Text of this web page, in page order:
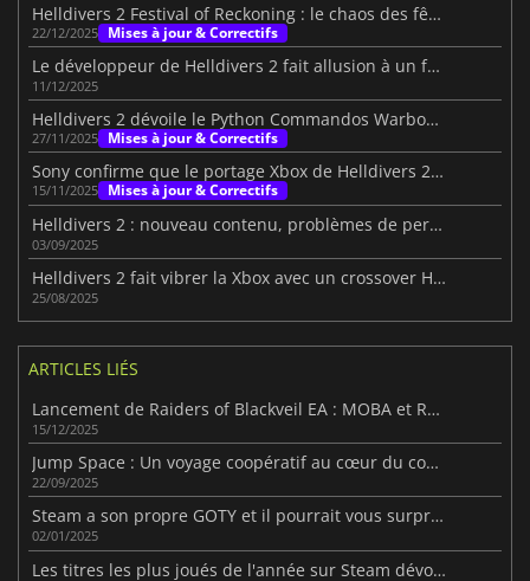
Helldivers 2 Festival of Reckoning : le chaos des fêtes de fin d'année
22/12/2025 Mises à jour & Correctifs
Le développeur de Helldivers 2 fait allusion à un futur mode roguelite
11/12/2025
Helldivers 2 dévoile le Python Commandos Warbond pour décembre 2025
27/11/2025 Mises à jour & Correctifs
Sony confirme que le portage Xbox de Helldivers 2 stimule les ventes de la PS5 et du PC
15/11/2025 Mises à jour & Correctifs
Helldivers 2 : nouveau contenu, problèmes de performance
03/09/2025
Helldivers 2 fait vibrer la Xbox avec un crossover Halo : ODST
25/08/2025
ARTICLES LIÉS
Lancement de Raiders of Blackveil EA : MOBA et Roguelite
15/12/2025
Jump Space : Un voyage coopératif au cœur du cosmos
22/09/2025
Steam a son propre GOTY et il pourrait vous surprendre
02/01/2025
Les titres les plus joués de l'année sur Steam dévoilés